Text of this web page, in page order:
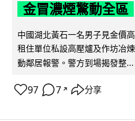
金冒濃煙驚動全區
中國湖北黃石一名男子見金價
租住單位私設高壓爐及作坊冶
動鄰居報警。警方到場揭發整...
97 7 ↗ 分享